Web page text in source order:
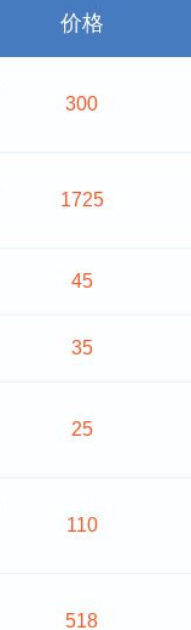
价格
300
1725
45
35
25
110
518